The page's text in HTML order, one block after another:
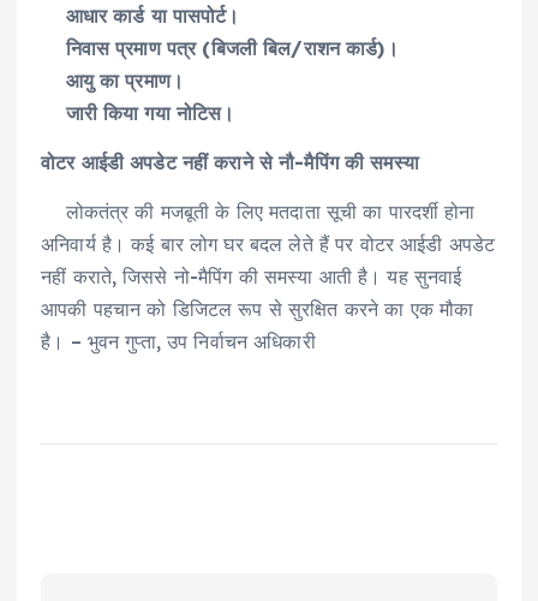
आधार कार्ड या पासपोर्ट।
निवास प्रमाण पत्र (बिजली बिल/राशन कार्ड)।
आयु का प्रमाण।
जारी किया गया नोटिस।
वोटर आईडी अपडेट नहीं कराने से नौ-मैपिंग की समस्या
लोकतंत्र की मजबूती के लिए मतदाता सूची का पारदर्शी होना
अनिवार्य है। कई बार लोग घर बदल लेते हैं पर वोटर आईडी अपडेट
नहीं कराते, जिससे नो-मैपिंग की समस्या आती है। यह सुनवाई
आपकी पहचान को डिजिटल रूप से सुरक्षित करने का एक मौका
है। – भुवन गुप्ता, उप निर्वाचन अधिकारी